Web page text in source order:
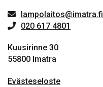
lampolaitos@imatra.fi
020 617 4801
Kuusirinne 30
55800 Imatra
Evästeseloste